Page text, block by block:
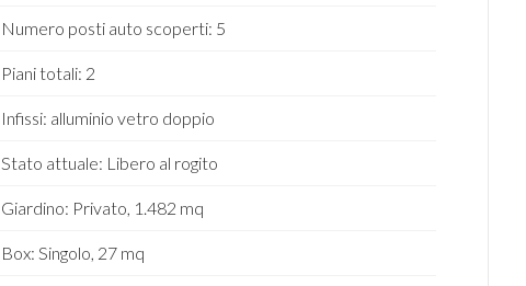
Numero posti auto scoperti: 5
Piani totali: 2
Infissi: alluminio vetro doppio
Stato attuale: Libero al rogito
Giardino: Privato, 1.482 mq
Box: Singolo, 27 mq